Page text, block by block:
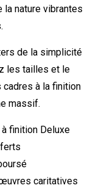
la nature vibrantes
de la simplicité
les tailles et le
cadres à la finition
massif.
finition Deluxe
caritatives